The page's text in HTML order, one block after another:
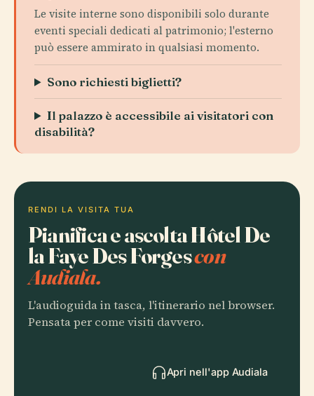
Le visite interne sono disponibili solo durante
eventi speciali dedicati al patrimonio; l'esterno
può essere ammirato in qualsiasi momento.
Sono richiesti biglietti?
Il palazzo è accessibile ai visitatori con
disabilità?
RENDI LA VISITA TUA
Pianifica e ascolta Hôtel De
la Faye Des Forgescon
Audiala.
L'audioguida in tasca, l'itinerario nel browser.
Pensata per come visiti davvero.
Apri nell'app Audiala